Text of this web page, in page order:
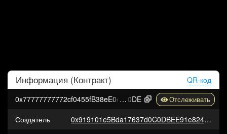
Информация (Контракт)
QR-код
0x77777777772cf0455fB38eE0e75f38034dFa5
0DE
Создатель
0x919101e5Bda17637d0C0DBEE91e824D9ACCfa2c8